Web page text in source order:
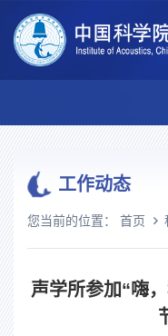
工作动态
您当前的位置： 首页
声学所参加“嗨